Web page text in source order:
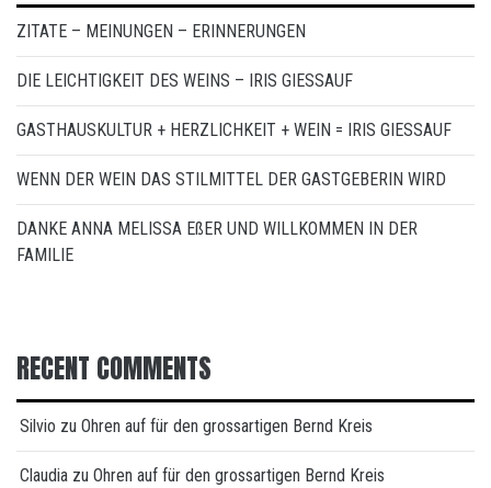
ZITATE – MEINUNGEN – ERINNERUNGEN
DIE LEICHTIGKEIT DES WEINS – IRIS GIESSAUF
GASTHAUSKULTUR + HERZLICHKEIT + WEIN = IRIS GIESSAUF
WENN DER WEIN DAS STILMITTEL DER GASTGEBERIN WIRD
DANKE ANNA MELISSA EßER UND WILLKOMMEN IN DER
FAMILIE
RECENT COMMENTS
Silvio zu Ohren auf für den grossartigen Bernd Kreis
Claudia zu Ohren auf für den grossartigen Bernd Kreis